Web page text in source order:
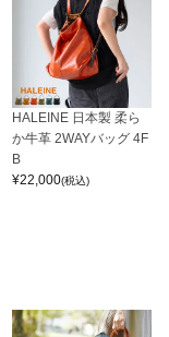
HALEINE 日本製 柔ら
か牛革 2WAYバッグ 4F
B
¥22,000(税込)